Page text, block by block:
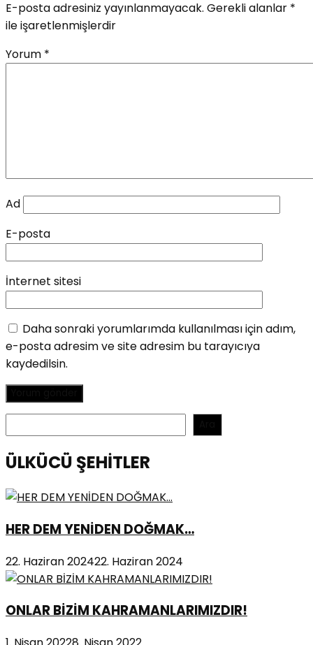
E-posta adresiniz yayınlanmayacak. Gerekli alanlar *
ile işaretlenmişlerdir
Yorum *
Ad
E-posta
İnternet sitesi
Daha sonraki yorumlarımda kullanılması için adım,
e-posta adresim ve site adresim bu tarayıcıya
kaydedilsin.
ÜLKÜCÜ ŞEHİTLER
HER DEM YENİDEN DOĞMAK…
22. Haziran 202422. Haziran 2024
ONLAR BİZİM KAHRAMANLARIMIZDIR!